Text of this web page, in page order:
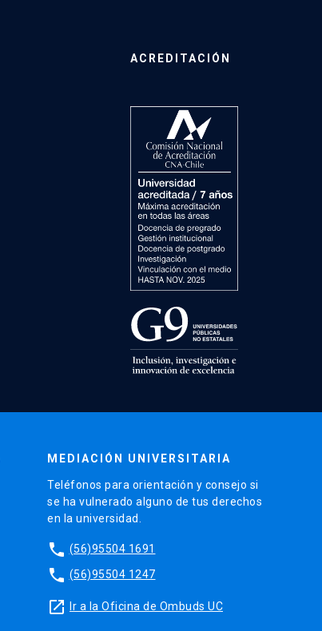
ACREDITACIÓN
MEDIACIÓN UNIVERSITARIA
Teléfonos para orientación y consejo si
se ha vulnerado alguno de tus derechos
en la universidad.
phone (56)95504 1691
phone (56)95504 1247
launch Ir a la Oficina de Ombuds UC